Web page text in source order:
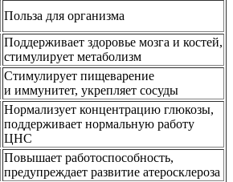
Польза для организма
Поддерживает здоровье мозга и костей,
стимулирует метаболизм
Стимулирует пищеварение
и иммунитет, укрепляет сосуды
Нормализует концентрацию глюкозы,
поддерживает нормальную работу
ЦНС
Повышает работоспособность,
предупреждает развитие атеросклероза